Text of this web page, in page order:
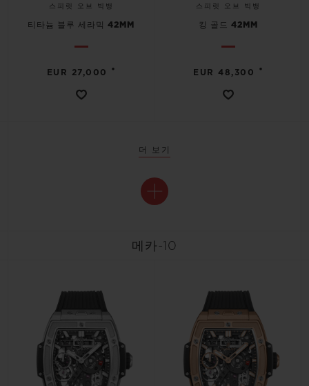
스피릿 오브 빅뱅
티타늄 블루 세라믹 42MM
EUR 27,000 •
스피릿 오브 빅뱅
킹 골드 42MM
EUR 48,300 •
더 보기
메카-10